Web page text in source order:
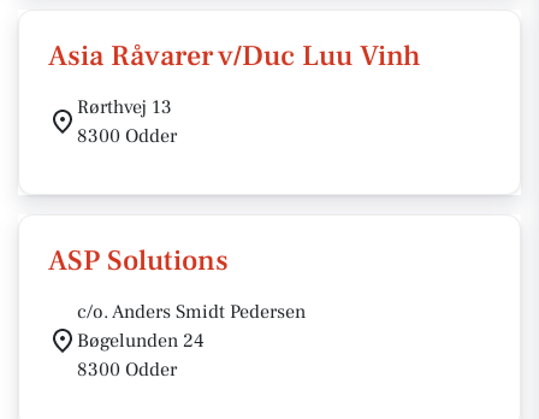
Asia Råvarer v/Duc Luu Vinh
Rørthvej 13
8300 Odder
ASP Solutions
c/o. Anders Smidt Pedersen
Bøgelunden 24
8300 Odder